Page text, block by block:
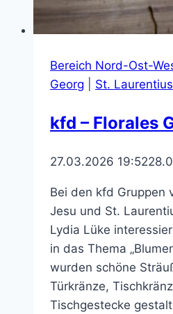
Bereich Nord-Ost-
Georg
St. Laurentius
kfd – Florales
27.03.2026 19:52
Bei den kfd Gruppen
Jesu und St.
Lydia Lüke
in das Thema
wurden schöne
Türkränze,
Tischgestecke